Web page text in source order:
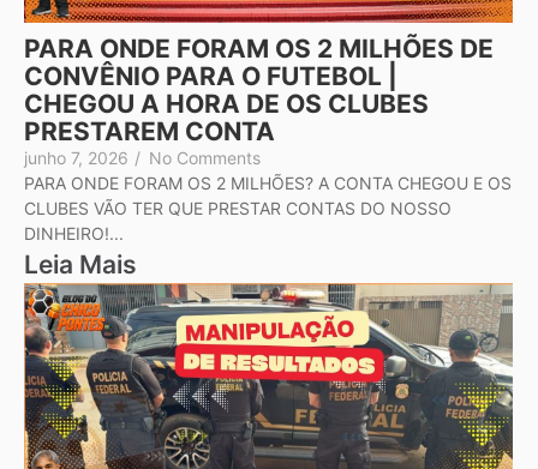
PARA ONDE FORAM OS 2 MILHÕES DE
CONVÊNIO PARA O FUTEBOL |
CHEGOU A HORA DE OS CLUBES
PRESTAREM CONTA
junho 7, 2026 / No Comments
PARA ONDE FORAM OS 2 MILHÕES? A CONTA CHEGOU E OS
CLUBES VÃO TER QUE PRESTAR CONTAS DO NOSSO
DINHEIRO!...
Leia Mais